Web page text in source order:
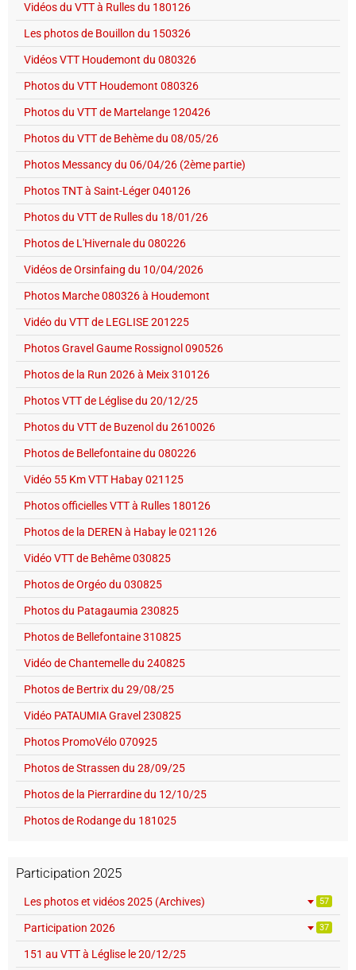
Vidéos du VTT à Rulles du 180126
Les photos de Bouillon du 150326
Vidéos VTT Houdemont du 080326
Photos du VTT Houdemont 080326
Photos du VTT de Martelange 120426
Photos du VTT de Behème du 08/05/26
Photos Messancy du 06/04/26 (2ème partie)
Photos TNT à Saint-Léger 040126
Photos du VTT de Rulles du 18/01/26
Photos de L'Hivernale du 080226
Vidéos de Orsinfaing du 10/04/2026
Photos Marche 080326 à Houdemont
Vidéo du VTT de LEGLISE 201225
Photos Gravel Gaume Rossignol 090526
Photos de la Run 2026 à Meix 310126
Photos VTT de Léglise du 20/12/25
Photos du VTT de Buzenol du 2610026
Photos de Bellefontaine du 080226
Vidéo 55 Km VTT Habay 021125
Photos officielles VTT à Rulles 180126
Photos de la DEREN à Habay le 021126
Vidéo VTT de Behême 030825
Photos de Orgéo du 030825
Photos du Patagaumia 230825
Photos de Bellefontaine 310825
Vidéo de Chantemelle du 240825
Photos de Bertrix du 29/08/25
Vidéo PATAUMIA Gravel 230825
Photos PromoVélo 070925
Photos de Strassen du 28/09/25
Photos de la Pierrardine du 12/10/25
Photos de Rodange du 181025
Participation 2025
Les photos et vidéos 2025 (Archives) 57
Participation 2026 37
151 au VTT à Léglise le 20/12/25